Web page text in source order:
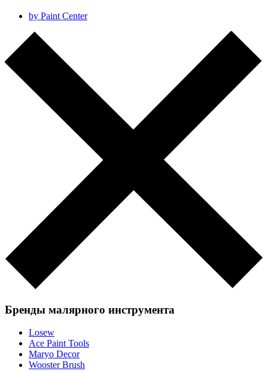
by Paint Center
Бренды малярного инструмента
Losew
Ace Paint Tools
Maryo Decor
Wooster Brush